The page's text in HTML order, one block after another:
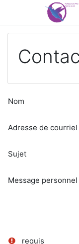
Passer au contenu
Nom
Adresse de courriel
Sujet
Message personnel
requis